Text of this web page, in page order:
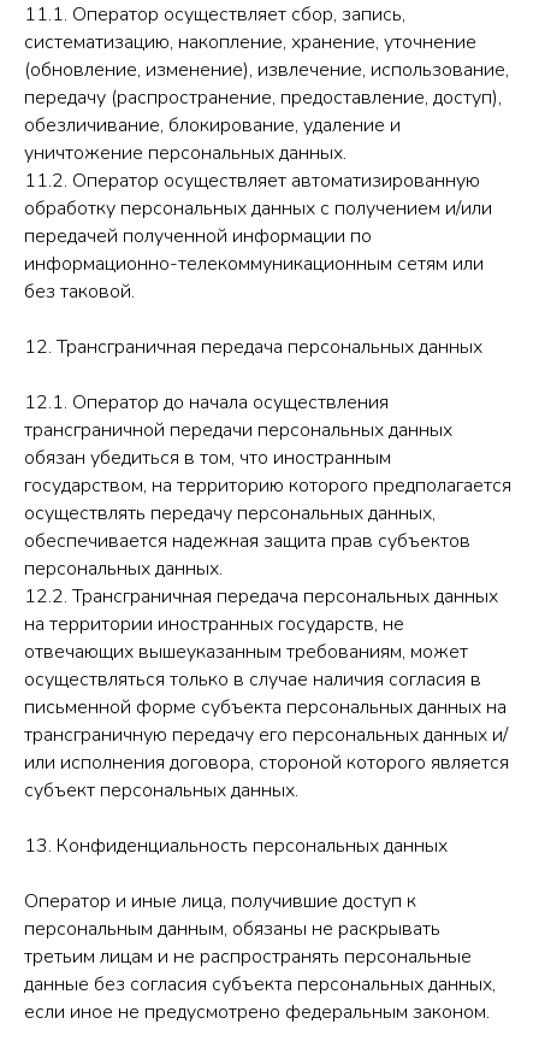
11.1. Оператор осуществляет сбор, запись,
систематизацию, накопление, хранение, уточнение
(обновление, изменение), извлечение, использование,
передачу (распространение, предоставление, доступ),
обезличивание, блокирование, удаление и
уничтожение персональных данных.
11.2. Оператор осуществляет автоматизированную
обработку персональных данных с получением и/или
передачей полученной информации по
информационно-телекоммуникационным сетям или
без таковой.
12. Трансграничная передача персональных данных
12.1. Оператор до начала осуществления
трансграничной передачи персональных данных
обязан убедиться в том, что иностранным
государством, на территорию которого предполагается
осуществлять передачу персональных данных,
обеспечивается надежная защита прав субъектов
персональных данных.
12.2. Трансграничная передача персональных данных
на территории иностранных государств, не
отвечающих вышеуказанным требованиям, может
осуществляться только в случае наличия согласия в
письменной форме субъекта персональных данных на
трансграничную передачу его персональных данных и/
или исполнения договора, стороной которого является
субъект персональных данных.
13. Конфиденциальность персональных данных
Оператор и иные лица, получившие доступ к
персональным данным, обязаны не раскрывать
третьим лицам и не распространять персональные
данные без согласия субъекта персональных данных,
если иное не предусмотрено федеральным законом.